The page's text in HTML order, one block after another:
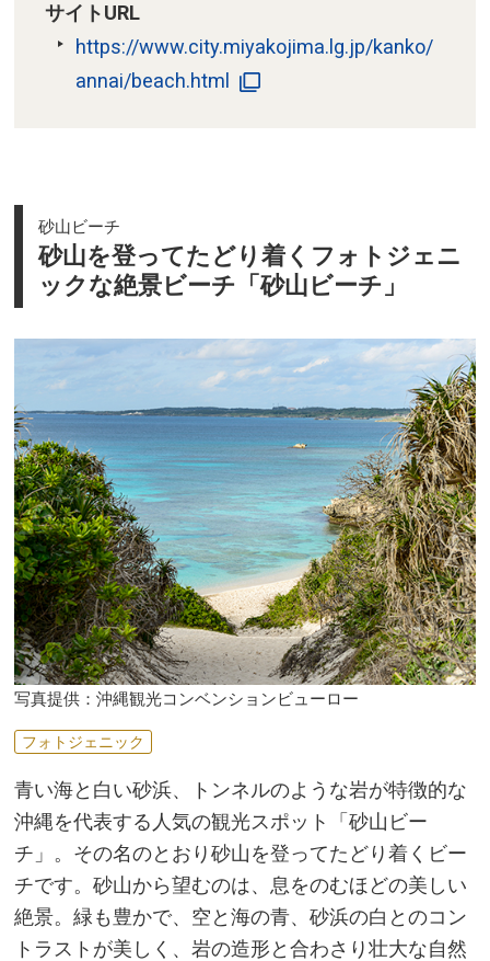
サイトURL
https://www.city.miyakojima.lg.jp/kanko/
annai/beach.html
砂山ビーチ
砂山を登ってたどり着くフォトジェニ
ックな絶景ビーチ「砂山ビーチ」
写真提供：沖縄観光コンベンションビューロー
フォトジェニック
青い海と白い砂浜、トンネルのような岩が特徴的な
沖縄を代表する人気の観光スポット「砂山ビー
チ」。その名のとおり砂山を登ってたどり着くビー
チです。砂山から望むのは、息をのむほどの美しい
絶景。緑も豊かで、空と海の青、砂浜の白とのコン
トラストが美しく、岩の造形と合わさり壮大な自然